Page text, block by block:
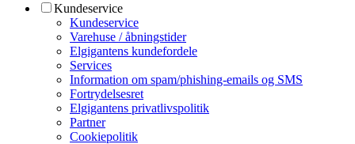
Kundeservice
Kundeservice
Varehuse / åbningstider
Elgigantens kundefordele
Services
Information om spam/phishing-emails og SMS
Fortrydelsesret
Elgigantens privatlivspolitik
Partner
Cookiepolitik